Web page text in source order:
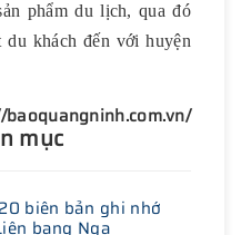
phẩm du lịch, qua đó
du khách đến với huyện
baoquangninh.com.vn/
mục
biên bản ghi nhớ
bang Nga